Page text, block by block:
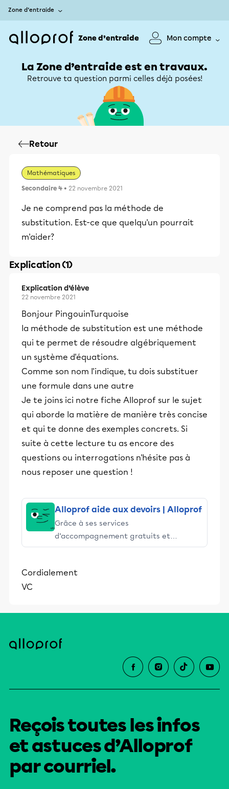
Zone d’entraide
Zone d’entraide Mon compte
La Zone d’entraide est en travaux.
Retrouve ta question parmi celles déjà posées!
Retour
Mathématiques
Secondaire 4 • 22 novembre 2021
Je ne comprend pas la méthode de
substitution. Est-ce que quelqu'un pourrait
m'aider?
Explication (1)
Explication d’élève
22 novembre 2021
Bonjour PingouinTurquoise
la méthode de substitution est une méthode
qui te permet de résoudre algébriquement
un système d'équations.
Comme son nom l'indique, tu dois substituer
une formule dans une autre
Je te joins ici notre fiche Alloprof sur le sujet
qui aborde la matière de manière très concise
et qui te donne des exemples concrets. Si
suite à cette lecture tu as encore des
questions ou interrogations n'hésite pas à
nous reposer une question !
Alloprof aide aux devoirs | Alloprof
Grâce à ses services
d’accompagnement gratuits et
stimulants, Alloprof engage les élèves
éducative.
Cordialement
VC
Reçois toutes les infos
et astuces d’Alloprof
par courriel.